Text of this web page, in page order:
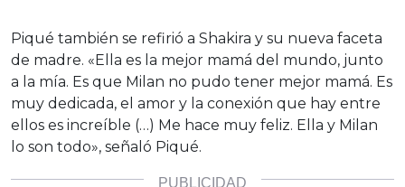
Piqué también se refirió a Shakira y su nueva faceta
de madre. «Ella es la mejor mamá del mundo, junto
a la mía. Es que Milan no pudo tener mejor mamá. Es
muy dedicada, el amor y la conexión que hay entre
ellos es increíble (…) Me hace muy feliz. Ella y Milan
lo son todo», señaló Piqué.